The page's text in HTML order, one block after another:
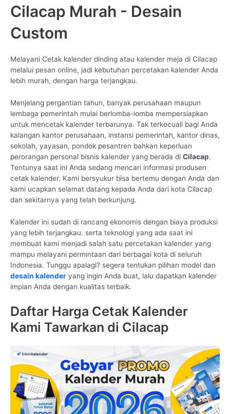
Cilacap Murah - Desain
Custom
Melayani Cetak kalender dinding atau kalender meja di Cilacap
melalui pesan online, jadi kebutuhan percetakan kalender Anda
lebih murah, dengan harga terjangkau.
Menjelang pergantian tahun, banyak perusahaan maupun
lembaga pemerintah mulai berlomba-lomba mempersiapkan
untuk mencetak kalender terbarunya. Tak terkecuali bagi Anda
kalangan kantor perusahaan, instansi pemerintah, kantor dinas,
sekolah, yayasan, pondok pesantren bahkan keperluan
perorangan personal bisnis kalender yang berada di Cilacap.
Tentunya saat ini Anda sedang mencari informasi produsen
cetak kalender. Kami bersyukur bisa bertemu dengan Anda dan
kami ucapkan selamat datang kepada Anda dari kota Cilacap
dan sekitarnya yang telah berkunjung.
Kalender ini sudah di rancang ekonomis dengan biaya produksi
yang lebih terjangkau. serta teknologi yang ada saat ini
membuat kami menjadi salah satu percetakan kalender yang
mampu melayani permintaan dari berbagai kota di seluruh
Indonesia. Tunggu apalagi? segera tentukan pilihan model dan
desain kalender yang ingin Anda buat, lalu dapatkan kalender
impian Anda dengan kualitas terbaik.
Daftar Harga Cetak Kalender
Kami Tawarkan di Cilacap